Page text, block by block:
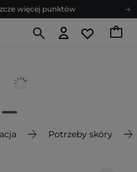
więcej punktów
pełen porad
więcej punktów
Potrzeby skóry